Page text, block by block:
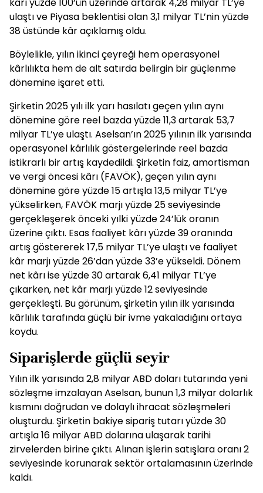
ulaştı ve Piyasa beklentisi olan 3,1 milyar TL’nin yüzde
38 üstünde kâr açıklamış oldu.
Böylelikle, yılın ikinci çeyreği hem operasyonel
kârlılıkta hem de alt satırda belirgin bir güçlenme
dönemine işaret etti.
Şirketin 2025 yılı ilk yarı hasılatı geçen yılın aynı
dönemine göre reel bazda yüzde 11,3 artarak 53,7
milyar TL’ye ulaştı. Aselsan’ın 2025 yılının ilk yarısında
operasyonel kârlılık göstergelerinde reel bazda
istikrarlı bir artış kaydedildi. Şirketin faiz, amortisman
ve vergi öncesi kârı (FAVÖK), geçen yılın aynı
dönemine göre yüzde 15 artışla 13,5 milyar TL’ye
yükselirken, FAVÖK marjı yüzde 25 seviyesinde
gerçekleşerek önceki yılki yüzde 24’lük oranın
üzerine çıktı. Esas faaliyet kârı yüzde 39 oranında
artış göstererek 17,5 milyar TL’ye ulaştı ve faaliyet
kâr marjı yüzde 26’dan yüzde 33’e yükseldi. Dönem
net kârı ise yüzde 30 artarak 6,41 milyar TL’ye
çıkarken, net kâr marjı yüzde 12 seviyesinde
gerçekleşti. Bu görünüm, şirketin yılın ilk yarısında
kârlılık tarafında güçlü bir ivme yakaladığını ortaya
koydu.
Siparişlerde güçlü seyir
Yılın ilk yarısında 2,8 milyar ABD doları tutarında yeni
sözleşme imzalayan Aselsan, bunun 1,3 milyar dolarlık
kısmını doğrudan ve dolaylı ihracat sözleşmeleri
oluşturdu. Şirketin bakiye sipariş tutarı yüzde 30
artışla 16 milyar ABD dolarına ulaşarak tarihi
zirvelerden birine çıktı. Alınan işlerin satışlara oranı 2
seviyesinde korunarak sektör ortalamasının üzerinde
kaldı.